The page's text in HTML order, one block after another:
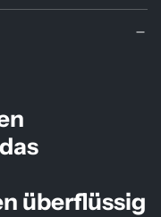
überflüssig